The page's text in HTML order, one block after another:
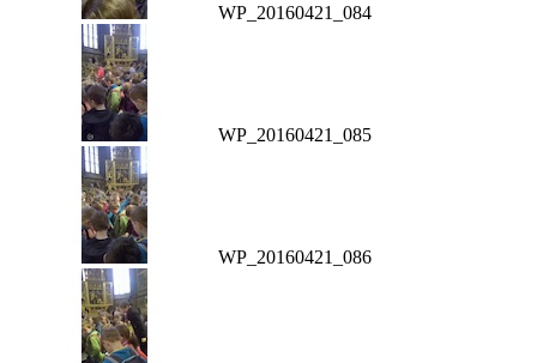
WP_20160421_084
WP_20160421_085
WP_20160421_086